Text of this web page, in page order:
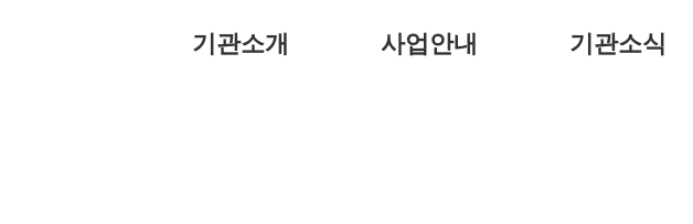
기관소개 사업안내 기관소식